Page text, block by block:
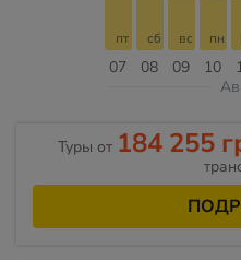
07
пт
08
сб
09
вс
10
пн
Туры от 184 255